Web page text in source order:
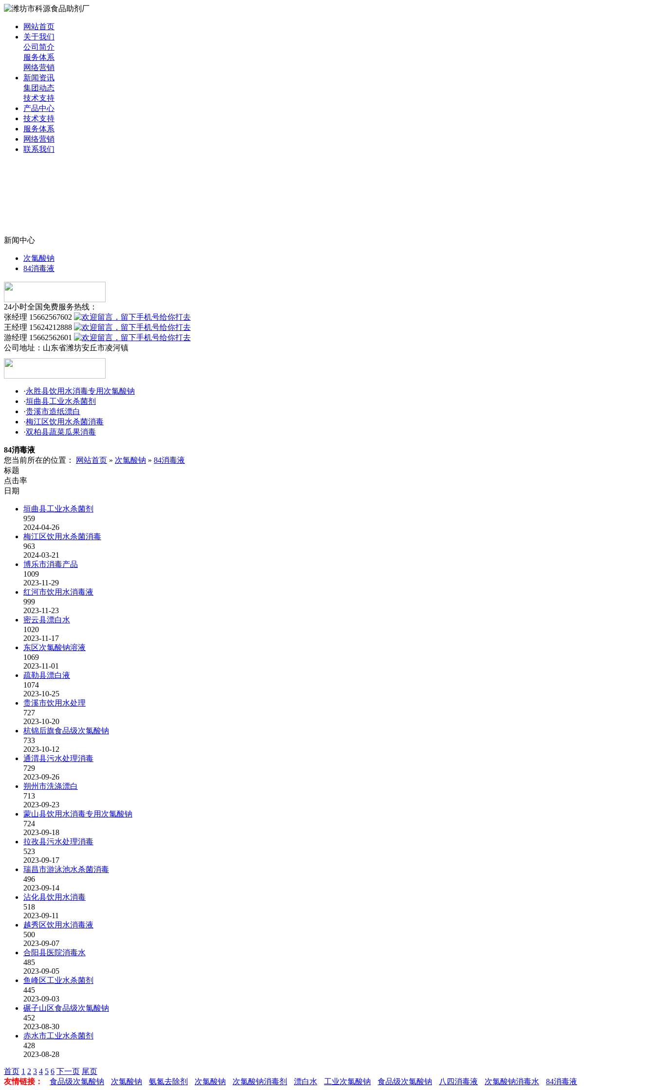
网站首页
关于我们
公司简介
服务体系
网络营销
新闻资讯
集团动态
技术支持
产品中心
技术支持
服务体系
网络营销
联系我们
新闻中心
次氯酸钠
84消毒液
24小时全国免费服务热线：
张经理 15662567602
王经理 15624212888
游经理 15662562601
公司地址： 山东省潍坊安丘市凌河镇
·永胜县饮用水消毒专用次氯酸钠
·垣曲县工业水杀菌剂
·贵溪市造纸漂白
·梅江区饮用水杀菌消毒
·双柏县蔬菜瓜果消毒
84消毒液
您当前所在的位置：
网站首页 » 次氯酸钠 » 84消毒液
标题
点击率
日期
垣曲县工业水杀菌剂
959
2024-04-26
梅江区饮用水杀菌消毒
963
2024-03-21
博乐市消毒产品
1009
2023-11-29
红河市饮用水消毒液
999
2023-11-23
密云县漂白水
1020
2023-11-17
东区次氯酸钠溶液
1069
2023-11-01
疏勒县漂白液
1074
2023-10-25
贵溪市饮用水处理
727
2023-10-20
杭锦后旗食品级次氯酸钠
733
2023-10-12
通渭县污水处理消毒
729
2023-09-26
朔州市洗涤漂白
713
2023-09-23
蒙山县饮用水消毒专用次氯酸钠
724
2023-09-18
拉孜县污水处理消毒
523
2023-09-17
瑞昌市游泳池水杀菌消毒
496
2023-09-14
沾化县饮用水消毒
518
2023-09-11
越秀区饮用水消毒液
500
2023-09-07
合阳县医院消毒水
485
2023-09-05
鱼峰区工业水杀菌剂
445
2023-09-03
碾子山区食品级次氯酸钠
452
2023-08-30
赤水市工业水杀菌剂
428
2023-08-28
首页 1 2 3 4 5 6 下一页 尾页
友情链接：
食品级次氯酸钠 次氯酸钠 氨氮去除剂 次氯酸钠 次氯酸钠消毒剂 漂白水 工业次氯酸钠 食品级次氯酸钠 八四消毒液 次氯酸钠消毒水 84消毒液